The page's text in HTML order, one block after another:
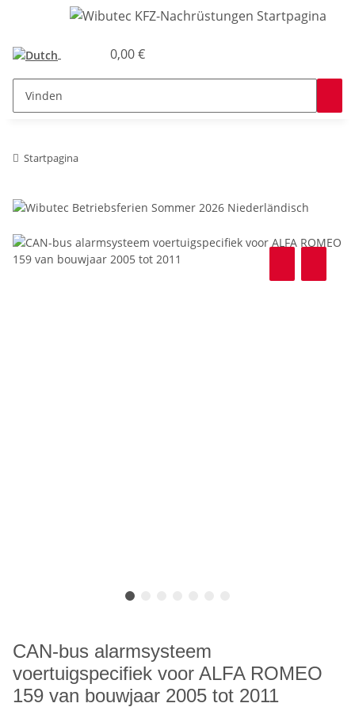
0,00 €
Startpagina
CAN-bus alarmsysteem
voertuigspecifiek voor ALFA ROMEO
159 van bouwjaar 2005 tot 2011